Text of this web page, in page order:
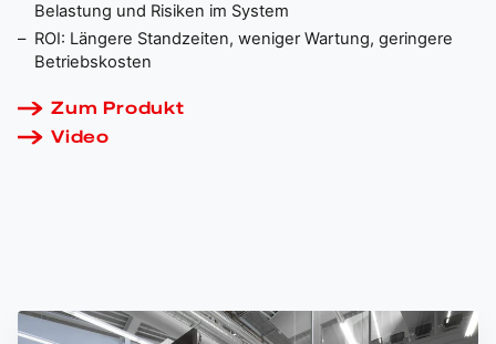
Belastung und Risiken im System
ROI: Längere Standzeiten, weniger Wartung, geringere
Betriebskosten
Zum Produkt
Video